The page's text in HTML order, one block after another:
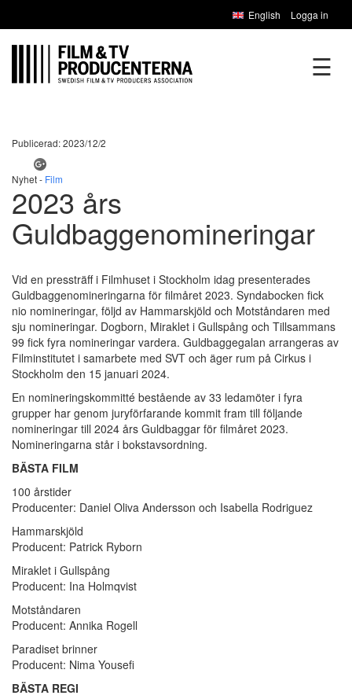
English Logga in
☰
Publicerad: 2023/12/2
Nyhet - Film
2023 års
Guldbaggenomineringar
Vid en pressträff i Filmhuset i Stockholm idag presenterades
Guldbaggenomineringarna för filmåret 2023. Syndabocken fick
nio nomineringar, följd av Hammarskjöld och Motståndaren med
sju nomineringar. Dogborn, Miraklet i Gullspång och Tillsammans
99 fick fyra nomineringar vardera. Guldbaggegalan arrangeras av
Filminstitutet i samarbete med SVT och äger rum på Cirkus i
Stockholm den 15 januari 2024.
En nomineringskommitté bestående av 33 ledamöter i fyra
grupper har genom juryförfarande kommit fram till följande
nomineringar till 2024 års Guldbaggar för filmåret 2023.
Nomineringarna står i bokstavsordning.
BÄSTA FILM
100 årstider
Producenter: Daniel Oliva Andersson och Isabella Rodriguez
Hammarskjöld
Producent: Patrick Ryborn
Miraklet i Gullspång
Producent: Ina Holmqvist
Motståndaren
Producent: Annika Rogell
Paradiset brinner
Producent: Nima Yousefi
BÄSTA REGI